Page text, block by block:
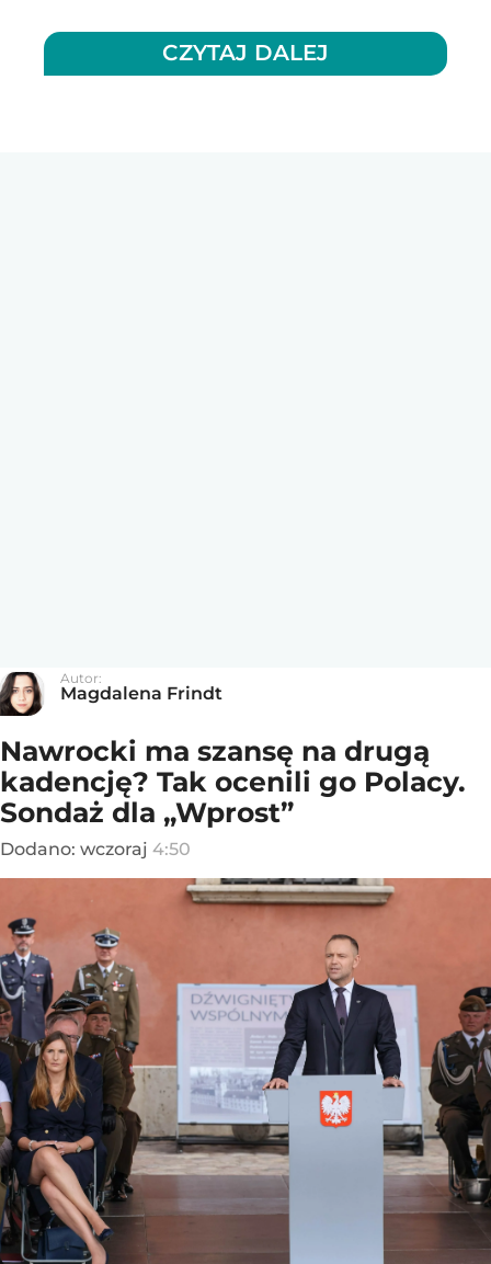
CZYTAJ DALEJ
Autor:
Magdalena Frindt
Nawrocki ma szansę na drugą
kadencję? Tak ocenili go Polacy.
Sondaż dla „Wprost”
Dodano: wczoraj 4:50